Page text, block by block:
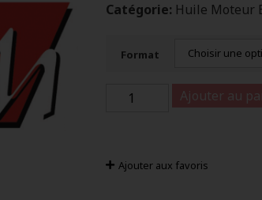
Catégorie: Huile Moteur
Format
Ajouter au
Ajouter aux favoris